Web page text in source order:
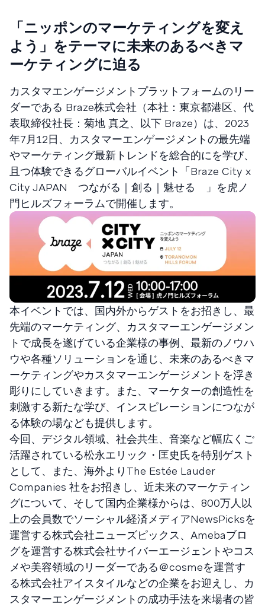
「ニッポンのマーケティングを変え
よう」をテーマに未来のあるべきマ
ーケティングに迫る
カスタマエンゲージメントプラットフォームのリー
ダーである Braze株式会社（本社：東京都港区、代
表取締役社長：菊地 真之、以下 Braze）は、2023
年7月12日、カスタマーエンゲージメントの最先端
やマーケティング最新トレンドを総合的にを学び、
且つ体験できるグローバルイベント「Braze City x
City JAPAN つながる｜創る｜魅せる 」を虎ノ
門ヒルズフォーラムで開催します。
本イベントでは、国内外からゲストをお招きし、最
先端のマーケティング、カスタマーエンゲージメン
トで成長を遂げている企業様の事例、最新のノウハ
ウや各種ソリューションを通じ、未来のあるべきマ
ーケティングやカスタマーエンゲージメントを浮き
彫りにしていきます。また、マーケターの創造性を
刺激する新たな学び、インスピレーションにつなが
る体験の場なども提供します。
今回、デジタル領域、社会共生、音楽など幅広くご
活躍されている松永エリック・匡史氏を特別ゲスト
として、また、海外よりThe Estée Lauder
Companies 社をお招きし、近未来のマーケティン
グについて、そして国内企業様からは、800万人以
上の会員数でソーシャル経済メディアNewsPicksを
運営する株式会社ニューズピックス、Amebaブロ
グを運営する株式会社サイバーエージェントやコス
メや美容領域のリーダーである＠cosmeを運営す
る株式会社アイスタイルなどの企業をお迎えし、カ
スタマーエンゲージメントの成功手法を来場者の皆